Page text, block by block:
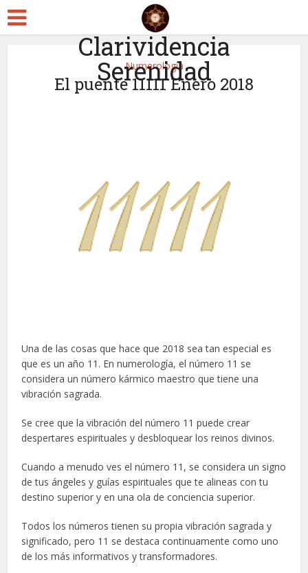
Clarividencia
Serenidad
Numerología
El puente 11111 Enero 2018
Una de las cosas que hace que 2018 sea tan especial es
que es un año 11. En numerología, el número 11 se
considera un número kármico maestro que tiene una
vibración sagrada.
Se cree que la vibración del número 11 puede crear
despertares espirituales y desbloquear los reinos divinos.
Cuando a menudo ves el número 11, se considera un signo
de tus ángeles y guías espirituales que te alineas con tu
destino superior y en una ola de conciencia superior.
Todos los números tienen su propia vibración sagrada y
significado, pero 11 se destaca continuamente como uno
de los más informativos y transformadores.